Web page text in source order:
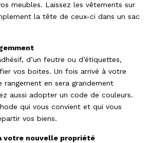
meubles. Laissez les vêtements sur
la tête de ceux-ci dans un sac
d’un feutre ou d’étiquettes,
vos boites. Un fois arrivé à votre
rangement en sera grandement
aussi adopter un code de couleurs.
qui vous convient et qui vous
vos biens.
votre nouvelle propriété